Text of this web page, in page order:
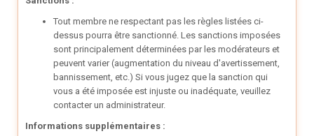
Tout membre ne respectant pas les règles listées ci-
dessus pourra être sanctionné. Les sanctions imposées
sont principalement déterminées par les modérateurs et
peuvent varier (augmentation du niveau d'avertissement,
bannissement, etc.) Si vous jugez que la sanction qui
vous a été imposée est injuste ou inadéquate, veuillez
contacter un administrateur.
Informations supplémentaires :